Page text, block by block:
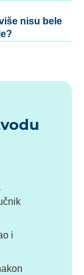
nisu bele
i